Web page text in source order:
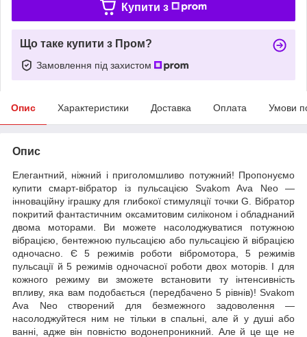
Купити з
Що таке купити з Пром?
Замовлення під захистом
Опис Характеристики Доставка Оплата Умови
Опис
Елегантний, ніжний і приголомшливо потужний! Пропонуємо
купити смарт-вібратор із пульсацією Svakom Ava Neo —
інноваційну іграшку для глибокої стимуляції точки G. Вібратор
покритий фантастичним оксамитовим силіконом і обладнаний
двома моторами. Ви можете насолоджуватися потужною
вібрацією, бентежною пульсацією або пульсацією й вібрацією
одночасно. Є 5 режимів роботи вібромотора, 5 режимів
пульсації й 5 режимів одночасної роботи двох моторів. І для
кожного режиму ви зможете встановити ту інтенсивність
впливу, яка вам подобається (передбачено 5 рівнів)! Svakom
Ava Neo створений для безмежного задоволення —
насолоджуйтеся ним не тільки в спальні, але й у душі або
ванні, адже він повністю водонепроникний. Але й це ще не